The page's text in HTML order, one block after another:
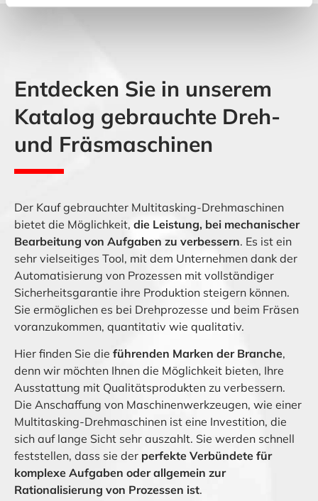
Entdecken Sie in unserem
Katalog gebrauchte Dreh-
und Fräsmaschinen
Der Kauf gebrauchter Multitasking-Drehmaschinen
bietet die Möglichkeit, die Leistung, bei mechanischer
Bearbeitung von Aufgaben zu verbessern. Es ist ein
sehr vielseitiges Tool, mit dem Unternehmen dank der
Automatisierung von Prozessen mit vollständiger
Sicherheitsgarantie ihre Produktion steigern können.
Sie ermöglichen es bei Drehprozesse und beim Fräsen
voranzukommen, quantitativ wie qualitativ.
Hier finden Sie die führenden Marken der Branche,
denn wir möchten Ihnen die Möglichkeit bieten, Ihre
Ausstattung mit Qualitätsprodukten zu verbessern.
Die Anschaffung von Maschinenwerkzeugen, wie einer
Multitasking-Drehmaschinen ist eine Investition, die
sich auf lange Sicht sehr auszahlt. Sie werden schnell
feststellen, dass sie der perfekte Verbündete für
komplexe Aufgaben oder allgemein zur
Rationalisierung von Prozessen ist.